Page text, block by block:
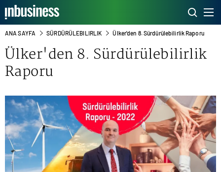
ANA SAYFA SÜRDÜRÜLEBILIRLIK Ülker'den 8. Sürdürülebilirlik Raporu
Ülker'den 8. Sürdürülebilirlik
Raporu